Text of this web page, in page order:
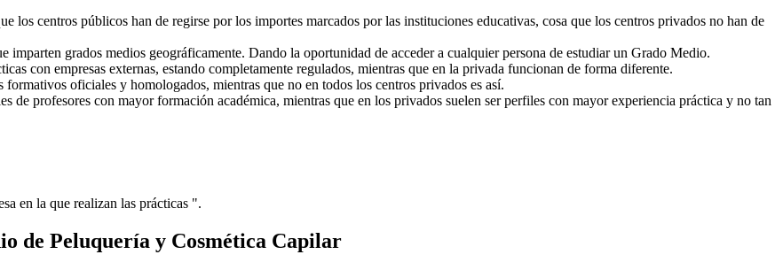
los centros públicos han de regirse por los importes marcados por las instituciones educativas, cosa que los centros privados no han de
imparten grados medios geográficamente. Dando la oportunidad de acceder a cualquier persona de estudiar un Grado Medio.
con empresas externas, estando completamente regulados, mientras que en la privada funcionan de forma diferente.
oficiales y homologados, mientras que no en todos los centros privados es así.
de profesores con mayor formación académica, mientras que en los privados suelen ser perfiles con mayor experiencia práctica y no tan
en la que realizan las prácticas ".
de Peluquería y Cosmética Capilar